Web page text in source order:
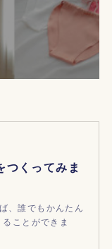
つくってみま
、誰でもかんたん
ことができま